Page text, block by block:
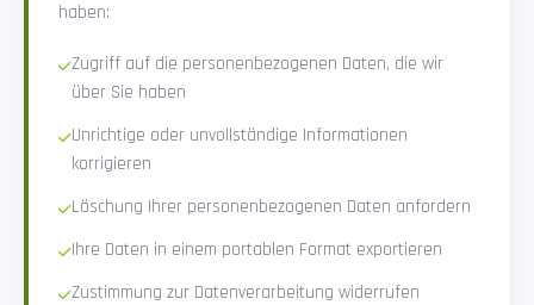
haben:
Zugriff auf die personenbezogenen Daten, die wir
über Sie haben
Unrichtige oder unvollständige Informationen
korrigieren
Löschung Ihrer personenbezogenen Daten anfordern
Ihre Daten in einem portablen Format exportieren
Zustimmung zur Datenverarbeitung widerrufen